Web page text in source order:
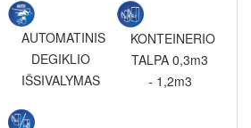
AUTOMATINIS
DEGIKLIO
IŠSIVALYMAS
KONTEINERIO
TALPA 0,3m3
- 1,2m3